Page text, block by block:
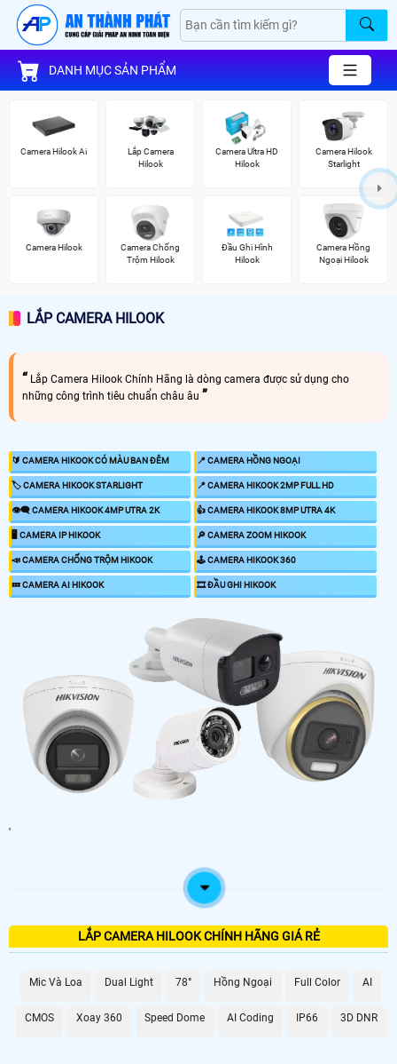
DANH MỤC SẢN PHẨM
Camera Hilook Ai
Lắp Camera
Hilook
Camera Ultra HD
Hilook
Camera Hilook
Starlight
Camera Hilook
Camera Chống
Trộm Hilook
Đầu Ghi Hình
Hilook
Camera Hồng
Ngoại Hilook
LẮP CAMERA HILOOK
Lắp Camera Hilook Chính Hãng là dòng camera được sử dụng cho
những công trình tiêu chuẩn châu âu
🔰 CAMERA HIKOOK CÓ MÀU BAN ĐÊM 📍 CAMERA HỒNG NGOẠI
🏷 CAMERA HIKOOK STARLIGHT 📍 CAMERA HIKOOK 2MP FULL HD
👁️‍🗨️ CAMERA HIKOOK 4MP UTRA 2K 👍 CAMERA HIKOOK 8MP UTRA 4K
🖥 CAMERA IP HIKOOK 🔎 CAMERA ZOOM HIKOOK
📣 CAMERA CHỐNG TRỘM HIKOOK 🕹 CAMERA HIKOOK 360
💤 CAMERA AI HIKOOK 🎞 ĐẦU GHI HIKOOK
'
LẮP CAMERA HILOOK CHÍNH HÃNG GIÁ RẺ
Mic Và Loa Dual Light 78° Hồng Ngoại Full Color AI
CMOS Xoay 360 Speed Dome AI Coding IP66 3D DNR